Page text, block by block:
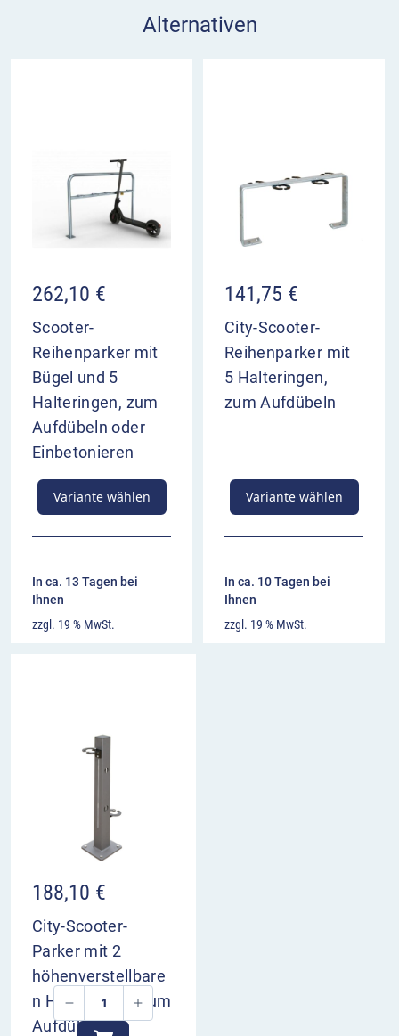
Alternativen
262,10 €
Scooter-
Reihenparker mit
Bügel und 5
Halteringen, zum
Aufdübeln oder
Einbetonieren
Variante wählen
In ca. 13 Tagen bei
Ihnen
zzgl. 19 % MwSt.
141,75 €
City-Scooter-
Reihenparker mit
5 Halteringen,
zum Aufdübeln
Variante wählen
In ca. 10 Tagen bei
Ihnen
zzgl. 19 % MwSt.
188,10 €
City-Scooter-
Parker mit 2
höhenverstellbare
n Halteringen, zum
Aufdübeln